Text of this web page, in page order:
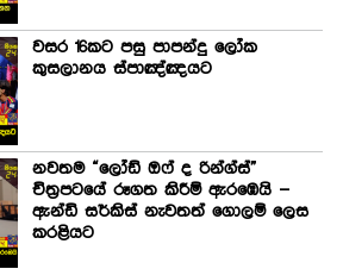
වසර 16කට පසු පාපන්දු ලෝක
කුසලානය ස්පාඤ්ඤයට
නවතම “ලෝඩ් ඔෆ් ද රින්ග්ස්”
චිත්‍රපටයේ රූගත කිරීම් ඇරඹෙයි –
ඇන්ඩි සර්කිස් නැවතත් ගොලම් ලෙස
කරළියට